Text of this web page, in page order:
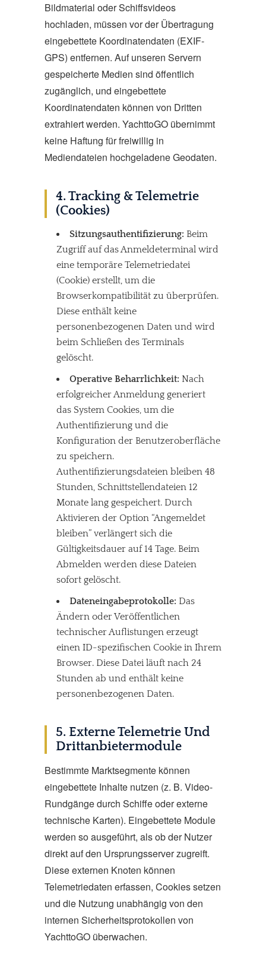
Bildmaterial oder Schiffsvideos
hochladen, müssen vor der Übertragung
eingebettete Koordinatendaten (EXIF-
GPS) entfernen. Auf unseren Servern
gespeicherte Medien sind öffentlich
zugänglich, und eingebettete
Koordinatendaten können von Dritten
extrahiert werden. YachttoGO übernimmt
keine Haftung für freiwillig in
Mediendateien hochgeladene Geodaten.
4. Tracking & Telemetrie
(Cookies)
Sitzungsauthentifizierung: Beim
Zugriff auf das Anmeldeterminal wird
eine temporäre Telemetriedatei
(Cookie) erstellt, um die
Browserkompatibilität zu überprüfen.
Diese enthält keine
personenbezogenen Daten und wird
beim Schließen des Terminals
gelöscht.
Operative Beharrlichkeit: Nach
erfolgreicher Anmeldung generiert
das System Cookies, um die
Authentifizierung und die
Konfiguration der Benutzeroberfläche
zu speichern.
Authentifizierungsdateien bleiben 48
Stunden, Schnittstellendateien 12
Monate lang gespeichert. Durch
Aktivieren der Option “Angemeldet
bleiben” verlängert sich die
Gültigkeitsdauer auf 14 Tage. Beim
Abmelden werden diese Dateien
sofort gelöscht.
Dateneingabeprotokolle: Das
Ändern oder Veröffentlichen
technischer Auflistungen erzeugt
einen ID-spezifischen Cookie in Ihrem
Browser. Diese Datei läuft nach 24
Stunden ab und enthält keine
personenbezogenen Daten.
5. Externe Telemetrie Und
Drittanbietermodule
Bestimmte Marktsegmente können
eingebettete Inhalte nutzen (z. B. Video-
Rundgänge durch Schiffe oder externe
technische Karten). Eingebettete Module
werden so ausgeführt, als ob der Nutzer
direkt auf den Ursprungsserver zugreift.
Diese externen Knoten können
Telemetriedaten erfassen, Cookies setzen
und die Nutzung unabhängig von den
internen Sicherheitsprotokollen von
YachttoGO überwachen.